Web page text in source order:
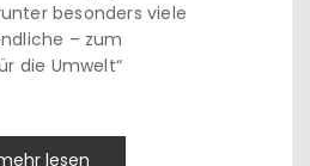
besonders viele
– zum
die Umwelt“
lesen